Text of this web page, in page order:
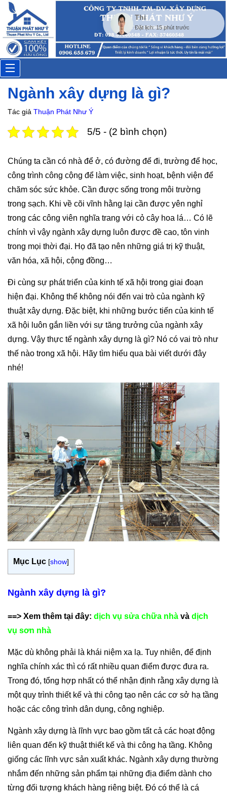
Toggle
navigation
Ngành xây dựng là gì?
Tác giả Thuận Phát Như Ý
5/5 - (2 bình chọn)
Chúng ta cần có nhà để ở, có đường để đi, trường để học,
công trình công cộng để làm việc, sinh hoạt, bệnh viện để
chăm sóc sức khỏe. Cần được sống trong môi trường
trong sạch. Khi về cõi vĩnh hằng lại cần được yên nghỉ
trong các công viên nghĩa trang với cỏ cây hoa lá… Có lẽ
chính vì vậy ngành xây dựng luôn được đề cao, tôn vinh
trong mọi thời đại. Họ đã tạo nên những giá trị kỹ thuật,
văn hóa, xã hội, cộng đồng…
Đi cùng sự phát triển của kinh tế xã hội trong giai đoạn
hiện đại. Không thể không nói đến vai trò của ngành kỹ
thuật xây dựng. Đặc biệt, khi những bước tiến của kinh tế
xã hội luôn gắn liền với sự tăng trưởng của ngành xây
dựng. Vậy thực tế ngành xây dựng là gì? Nó có vai trò như
thế nào trong xã hội. Hãy tìm hiểu qua bài viết dưới đây
nhé!
Mục Lục [show]
Ngành xây dựng là gì?
==> Xem thêm tại đây: dịch vụ sửa chữa nhà và dịch
vụ sơn nhà
Mặc dù không phải là khái niệm xa lạ. Tuy nhiên, để định
nghĩa chính xác thì có rất nhiều quan điểm được đưa ra.
Trong đó, tổng hợp nhất có thể nhận định rằng xây dựng là
một quy trình thiết kế và thi công tạo nên các cơ sở hạ tầng
hoặc các công trình dân dụng, công nghiệp.
Ngành xây dựng là lĩnh vực bao gồm tất cả các hoạt động
liên quan đến kỹ thuật thiết kế và thi công hạ tầng. Không
giống các lĩnh vực sản xuất khác. Ngành xây dựng thường
nhắm đến những sản phẩm tại những địa điểm dành cho
từng đối tượng khách hàng riêng biệt. Đó có thể là cá
Thi
Đặt lịch: 15 phút trước